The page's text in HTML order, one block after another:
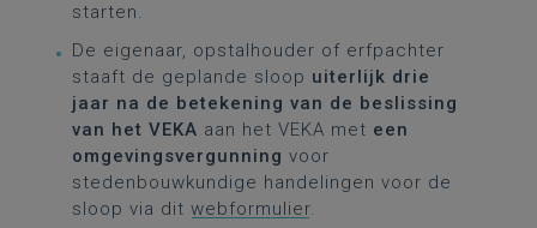
starten.
De eigenaar, opstalhouder of erfpachter
staaft de geplande sloop uiterlijk drie
jaar na de betekening van de beslissing
van het VEKA aan het VEKA met een
omgevingsvergunning voor
stedenbouwkundige handelingen voor de
sloop via dit webformulier.